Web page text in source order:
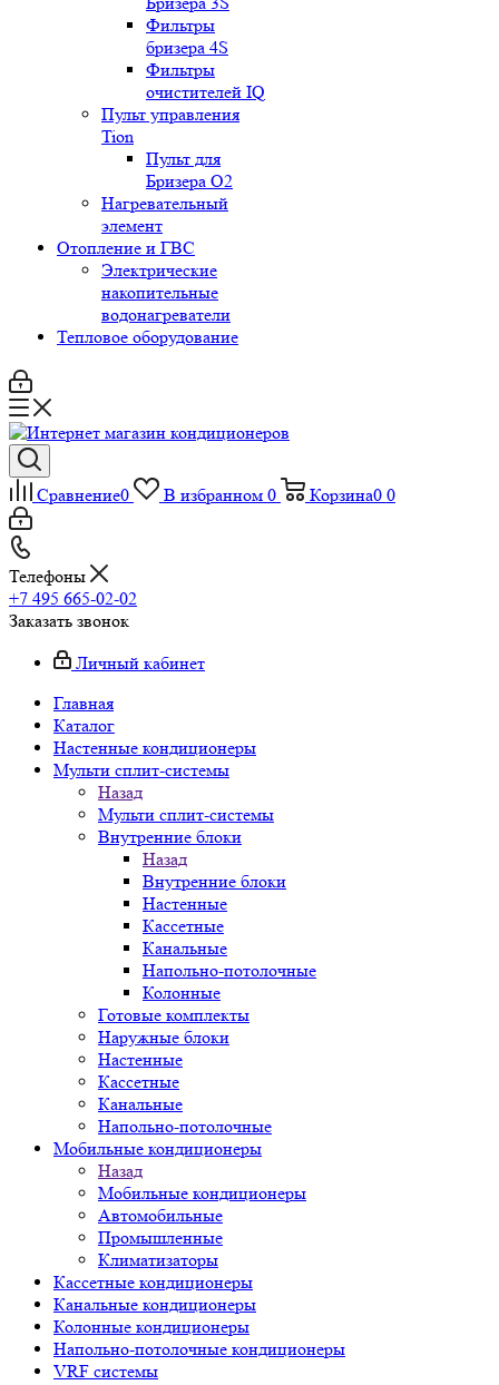
Фильтры
бризера 4S
Фильтры
очистителей IQ
Пульт управления
Tion
Пульт для
Бризера O2
Нагревательный
элемент
Отопление и ГВС
Электрические
накопительные
водонагреватели
Тепловое оборудование
Сравнение0 В избранном 0 Корзина0 0
Телефоны
+7 495 665-02-02
Заказать звонок
Личный кабинет
Главная
Каталог
Настенные кондиционеры
Мульти сплит-системы
Назад
Мульти сплит-системы
Внутренние блоки
Назад
Внутренние блоки
Настенные
Кассетные
Канальные
Напольно-потолочные
Колонные
Готовые комплекты
Наружные блоки
Настенные
Кассетные
Канальные
Напольно-потолочные
Мобильные кондиционеры
Назад
Мобильные кондиционеры
Автомобильные
Промышленные
Климатизаторы
Кассетные кондиционеры
Канальные кондиционеры
Колонные кондиционеры
Напольно-потолочные кондиционеры
VRF системы